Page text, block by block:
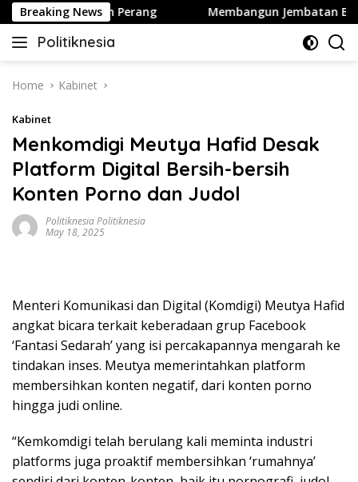
Skip
to
content
Breaking News
Hentikan Perang Membangun Jembatan Baru
Politiknesia
Politiknesia.com
Home Kabinet
Kabinet
Menkomdigi Meutya Hafid Desak
Platform Digital Bersih-bersih
Konten Porno dan Judol
Politiknesia Politiknesia
May 18, 2025
Menteri Komunikasi dan Digital (Komdigi) Meutya Hafid
angkat bicara terkait keberadaan grup Facebook
‘Fantasi Sedarah’ yang isi percakapannya mengarah ke
tindakan inses. Meutya memerintahkan platform
membersihkan konten negatif, dari konten porno
hingga judi online.
“Kemkomdigi telah berulang kali meminta industri
platforms juga proaktif membersihkan ‘rumahnya’